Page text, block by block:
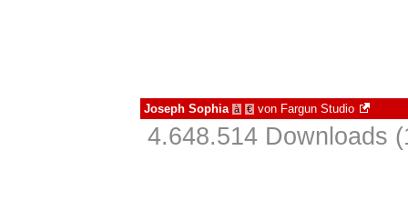
Joseph Sophia à € von Fargun Studio
4.648.514 Downloads